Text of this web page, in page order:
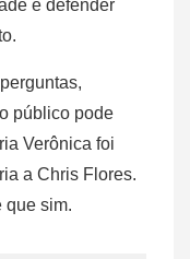
e defender
público pode
Verônica foi
a Chris Flores.
que sim.